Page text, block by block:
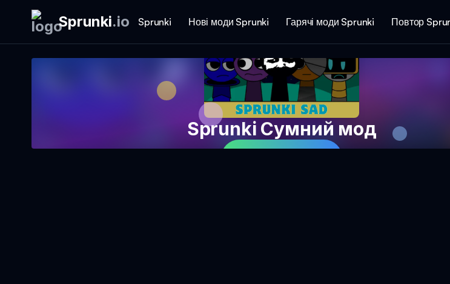
Sprunki.io Sprunki Нові моди Sprunki Гарячі моди Sprunki Повтор
Sprunki Сумний мод